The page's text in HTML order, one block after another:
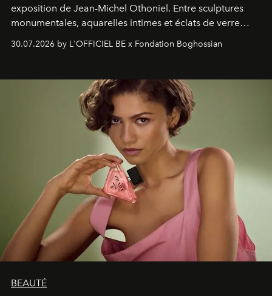
exposition de Jean-Michel Othoniel. Entre sculptures
monumentales, aquarelles intimes et éclats de verre
soufflé, l’artiste français compose un itinéraire
émotionnel où chaque œuvre devient le souvenir
émerveillement.
30.07.2026 by L'OFFICIEL BE x Fondation Boghossian
BEAUTÉ